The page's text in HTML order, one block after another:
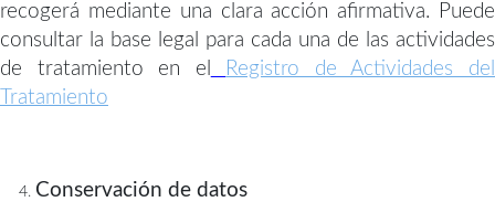
recogerá mediante una clara acción afirmativa. Puede
consultar la base legal para cada una de las actividades
de tratamiento en el
Registro de Actividades del
Tratamiento
Conservación de datos